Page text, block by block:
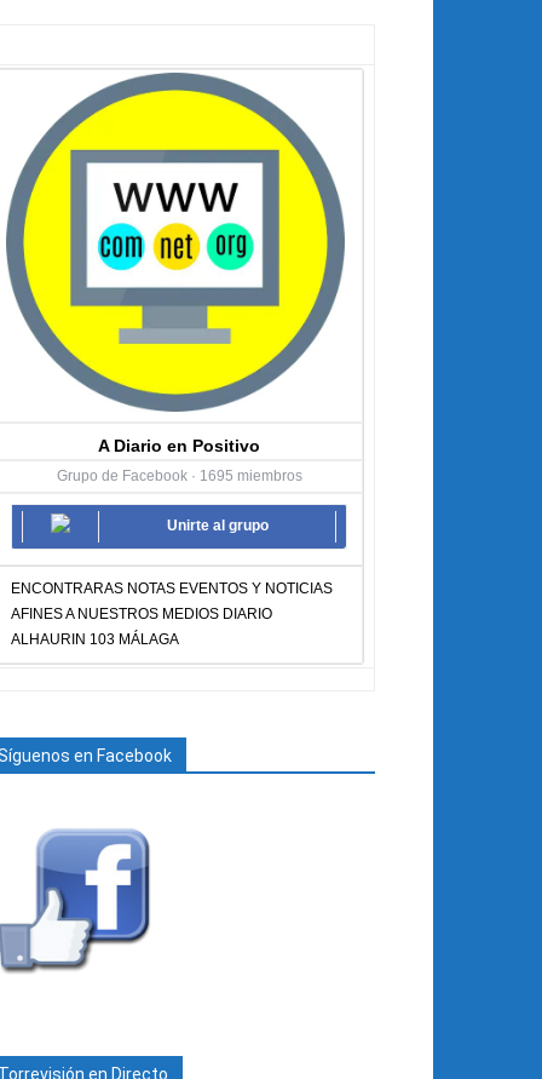
A Diario en Positivo
Grupo de Facebook · 1695 miembros
Unirte al grupo
ENCONTRARAS NOTAS EVENTOS Y NOTICIAS
AFINES A NUESTROS MEDIOS DIARIO
ALHAURIN 103 MÁLAGA
en Facebook
en Directo